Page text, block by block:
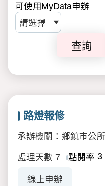
可使用MyData申辦
查詢
路燈報修
承辦機關：鄉鎮市公
處理天數 7 點閱率 3
線上申辦